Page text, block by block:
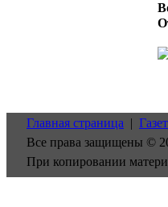
Главная страница |
Все права защищены ©
При копировании